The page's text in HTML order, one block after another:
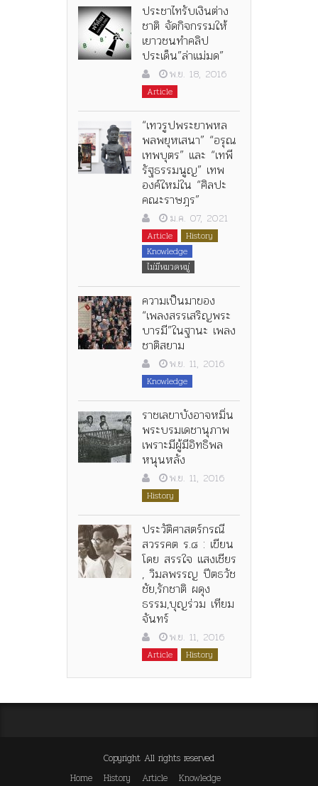
ประชาไทรับเงินต่าง
ชาติ จัดกิจกรรมให้
เยาวชนทำคลิป
ประเด็น”ล่าแม่มด”
พ.ย. 18, 2016
Article
“เทวรูปพระยาพหล
พลพยุหเสนา” “อรุณ
เทพบุตร” และ “เทพี
รัฐธรรมนูญ” เทพ
องค์ใหม่ใน “ศิลปะ
คณะราษฎร”
ม.ค. 07, 2021
Article
History
Knowledge
ไม่มีหมวดหมู่
ความเป็นมาของ
“เพลงสรรเสริญพระ
บารมี”ในฐานะ เพลง
ชาติสยาม
พ.ย. 11, 2016
Knowledge
ราชเลขาบังอาจหมิ่น
พระบรมเดชานุภาพ
เพราะมีผู้มีอิทธิพล
หนุนหลัง
พ.ย. 11, 2016
History
ประวัติศาสตร์กรณี
สวรรคต ร.๘ : เขียน
โดย สรรใจ แสงเชียร
, วิมลพรรญ ปีตธวัช
ชัย,รักชาติ ผดุง
ธรรม,บุญร่วม เทียม
จันทร์
พ.ย. 11, 2016
Article History
Copyright All rights reserved
Home
History Article Knowledge